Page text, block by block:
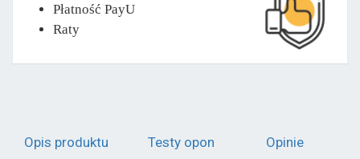
Płatność PayU
Raty
Opis produktu Testy opon Opinie